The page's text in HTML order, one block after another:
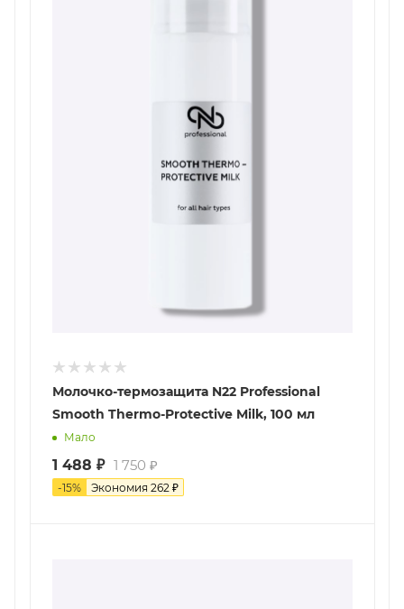
Молочко-термозащита N22 Professional
Smooth Thermo-Protective Milk, 100 мл
Мало
1 488 ₽ 1 750 ₽
-15% Экономия 262 ₽